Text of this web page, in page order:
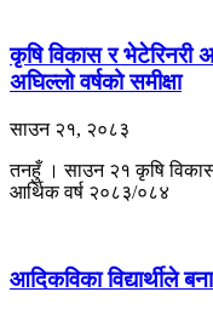
कृषि विकास र भेटेरिनरी
अघिल्लो वर्षको समीक्षा
साउन २१, २०८३
तनहुँ । साउन २१ कृषि
आर्थिक वर्ष २०८३/०८४
आदिकविका विद्यार्थीले